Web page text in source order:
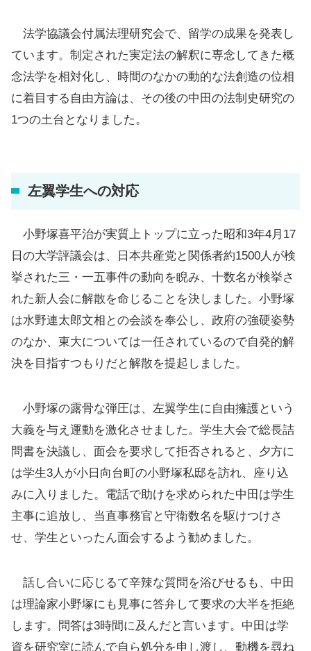
法学協議会付属法理研究会で、留学の成果を発表し
ています。制定された実定法の解釈に専念してきた概
念法学を相対化し、時間のなかの動的な法創造の位相
に着目する自由方論は、その後の中田の法制史研究の
1つの土台となりました。
左翼学生への対応
小野塚喜平治が実質上トップに立った昭和3年4月17
日の大学評議会は、日本共産党と関係者約1500人が検
挙された三・一五事件の動向を睨み、十数名が検挙さ
れた新人会に解散を命じることを決しました。小野塚
は水野連太郎文相との会談を奉公し、政府の強硬姿勢
のなか、東大については一任されているので自発的解
決を目指すつもりだと解散を提起しました。
小野塚の露骨な弾圧は、左翼学生に自由擁護という
大義を与え運動を激化させました。学生大会で総長詰
問書を決議し、面会を要求して拒否されると、夕方に
は学生3人が小日向台町の小野塚私邸を訪れ、座り込
みに入りました。電話で助けを求められた中田は学生
主事に追放し、当直事務官と守衛数名を駆けつけさ
せ、学生といったん面会するよう勧めました。
話し合いに応じるて辛辣な質問を浴びせるも、中田
は理論家小野塚にも見事に答弁して要求の大半を拒絶
します。問答は3時間に及んだと言います。中田は学
資を研究室に読んで自ら処分を申し渡し、動機を尋ね